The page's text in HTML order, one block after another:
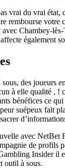
vrai du vrai état,
rembourse votre
Chambey-
également
sous, des joueurs
à elle qualité , !
bénéfices ce
suépeux fait
avec NetBet
de profils
Insider il
outil à sous.